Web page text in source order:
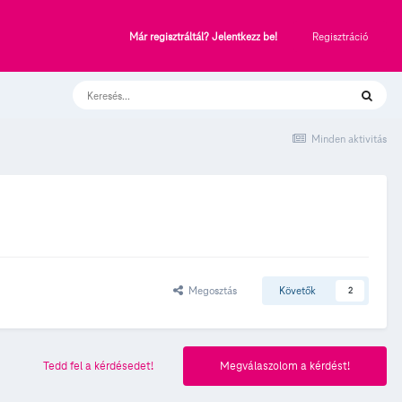
Már regisztráltál? Jelentkezz be! Regisztráció
Minden aktivitás
Megosztás Követők 2
Megválaszolom a kérdést!
Tedd fel a kérdésedet!